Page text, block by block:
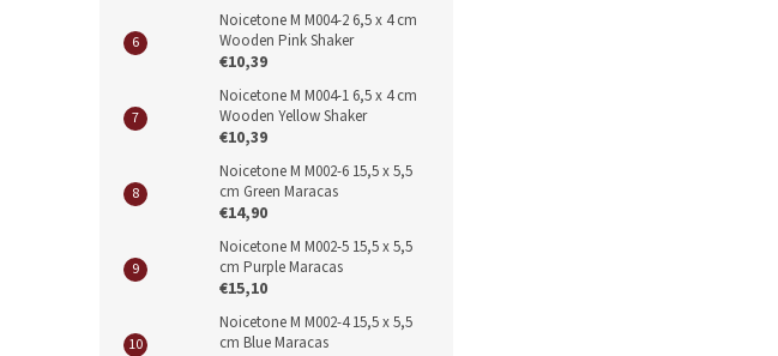
Noicetone M M004-2 6,5 x 4 cm
Wooden Pink Shaker
€10,39
Noicetone M M004-1 6,5 x 4 cm
Wooden Yellow Shaker
€10,39
Noicetone M M002-6 15,5 x 5,5
cm Green Maracas
€14,90
Noicetone M M002-5 15,5 x 5,5
cm Purple Maracas
€15,10
Noicetone M M002-4 15,5 x 5,5
cm Blue Maracas